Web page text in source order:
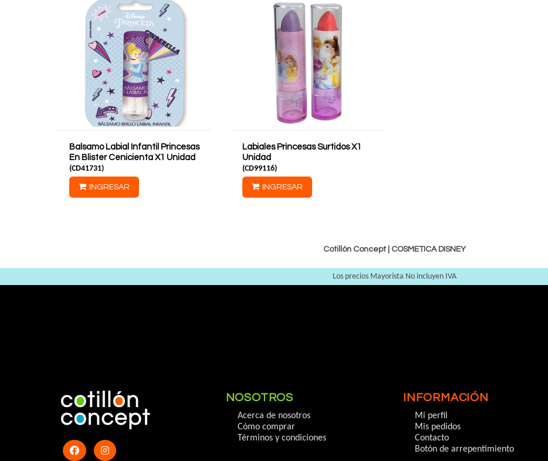
Balsamo Labial Infantil Princesas
En Blister Cenicienta X1 Unidad
(CD41731)
INGRESAR
Labiales Princesas Surtidos X1
Unidad
(CD99116)
INGRESAR
Cotillón Concept | COSMETICA DISNEY
Los precios Mayorista No incluyen IVA
NOSOTROS
Acerca de nosotros
Cómo comprar
Términos y condiciones
INFORMACIÓN
Mi perfil
Mis pedidos
Contacto
Botón de arrepentimiento